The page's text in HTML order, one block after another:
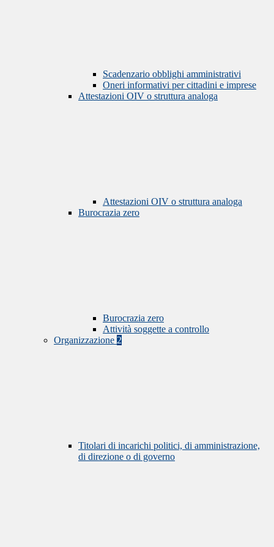
Scadenzario obblighi amministrativi
Oneri informativi per cittadini e imprese
Attestazioni OIV o struttura analoga
Attestazioni OIV o struttura analoga
Burocrazia zero
Burocrazia zero
Attività soggette a controllo
Organizzazione 2
Titolari di incarichi politici, di amministrazione,
di direzione o di governo